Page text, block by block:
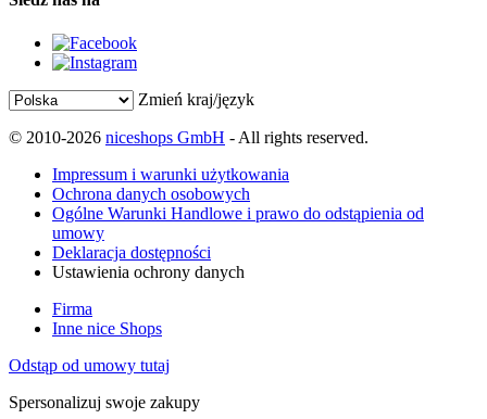
Zmień kraj/język
© 2010-2026 niceshops GmbH - All rights reserved.
Impressum i warunki użytkowania
Ochrona danych osobowych
Ogólne Warunki Handlowe i prawo do odstąpienia od
umowy
Deklaracja dostępności
Ustawienia ochrony danych
Firma
Inne nice Shops
Odstąp od umowy tutaj
Spersonalizuj swoje zakupy